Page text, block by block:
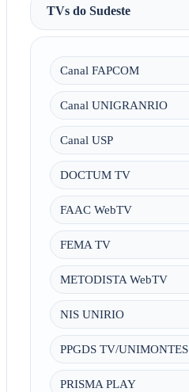
TVs do Sudeste
Canal FAPCOM
Canal UNIGRANRIO
Canal USP
DOCTUM TV
FAAC WebTV
FEMA TV
METODISTA WebTV
NIS UNIRIO
PPGDS TV/UNIMONTES
PRISMA PLAY